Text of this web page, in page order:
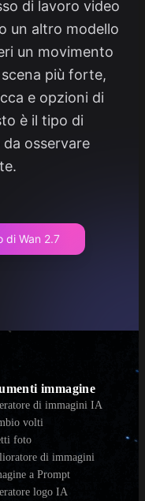
di lavoro video
un altro modello
un movimento
più forte,
e opzioni di
è il tipo di
osservare
di Wan 2.7
immagine
di immagini IA
volti
foto
di immagini
a Prompt
logo IA